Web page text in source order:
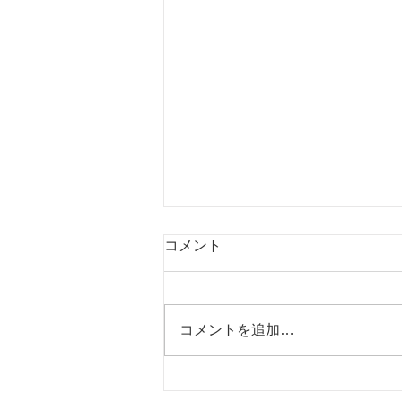
13年目に入ります
皆様、こんにちは。 エナジーサ
に入ります。 心から感謝申し上
げます。 この12年間は皆様のお
コメント
コメントを追加…